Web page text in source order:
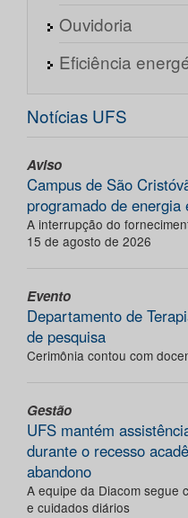
Ouvidoria
Eficiência
Notícias UFS
Aviso
Campus de São
programado de energia
A interrupção do
15 de agosto de 2026
Evento
Departamento de
de pesquisa
Cerimônia contou com
Gestão
UFS mantém
durante o recesso
abandono
A equipe da Diacom segue
e cuidados diários